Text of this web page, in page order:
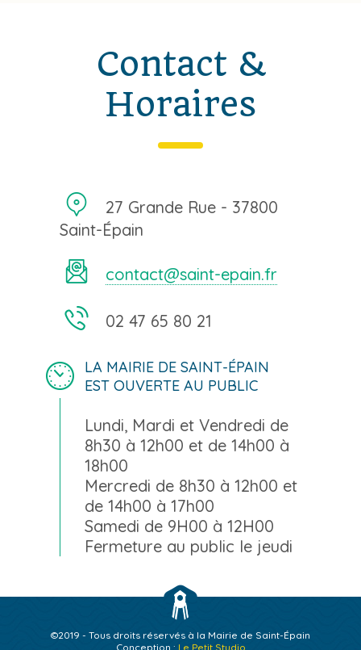
Contact &
Horaires
27 Grande Rue - 37800
Saint-Épain
contact@saint-epain.fr
02 47 65 80 21
LA MAIRIE DE SAINT-ÉPAIN
EST OUVERTE AU PUBLIC
Lundi, Mardi et Vendredi de
8h30 à 12h00 et de 14h00 à
18h00
Mercredi de 8h30 à 12h00 et
de 14h00 à 17h00
Samedi de 9H00 à 12H00
Fermeture au public le jeudi
©2019 - Tous droits réservés à la Mairie de Saint-Épain
Conception : Le Petit Studio